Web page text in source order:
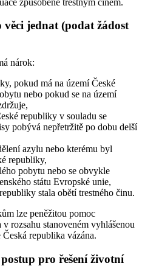
jednat (podat žádost
nárok:
pokud má na území České
nebo pokud se na území
republiky v souladu se
pobývá nepřetržitě po dobu delší
azylu nebo kterému byl
republiky,
pobytu nebo se obvykle
státu Evropské unie,
stala obětí trestného činu.
lze peněžitou pomoc
rozsahu stanoveném vyhlášenou
republika vázána.
pro řešení životní